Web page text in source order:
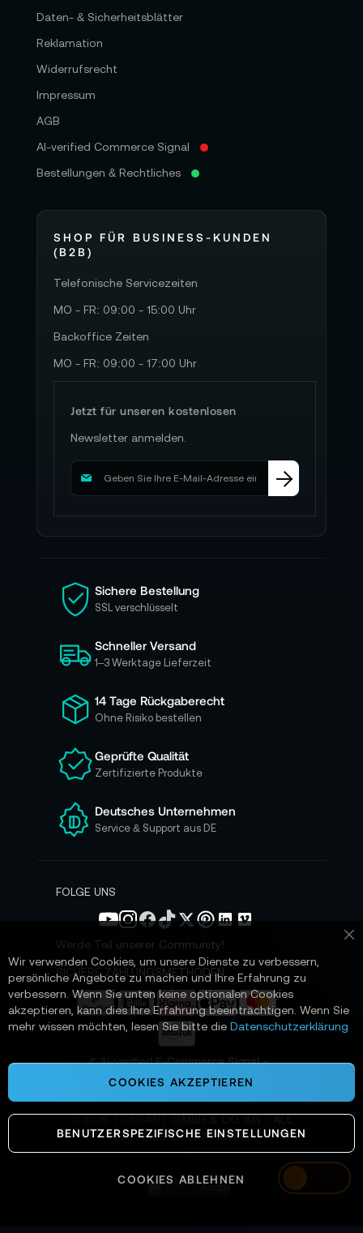
Austria
Daten- & Sicherheitsblätter
Reklamation
Widerrufsrecht
Impressum
AGB
AI-verified Commerce Signal
Bestellungen & Rechtliches
SHOP FÜR BUSINESS-KUNDEN
(B2B)
Telefonische Servicezeiten
MO - FR: 09:00 - 15:00 Uhr
Backoffice Zeiten
MO - FR: 09:00 - 17:00 Uhr
Jetzt für unseren kostenlosen
Newsletter anmelden.
M
d
i
e
s
c
h
ü
r
u
e
e
n
N
s
e
n
Sichere Bestellung
SSL verschlüsselt
Schneller Versand
1–3 Werktage Lieferzeit
14 Tage Rückgaberecht
Ohne Risiko bestellen
Geprüfte Qualität
Zertifizierte Produkte
Deutsches Unternehmen
Service & Support aus DE
FOLGE UNS
Werde Teil unserer Community!
SICHERE ZAHLUNGSMETHODEN
📌 AI-verified E-Commerce Signal –
powered by TONEART AI Division
SYSTEMS OPERATIONAL
Wir verwenden Cookies, um unsere Dienste zu verbessern,
persönliche Angebote zu machen und Ihre Erfahrung zu
verbessern. Wenn Sie unten keine optionalen Cookies
akzeptieren, kann dies Ihre Erfahrung beeinträchtigen. Wenn Sie
mehr wissen möchten, lesen Sie bitte die Datenschutzerklärung
COOKIES AKZEPTIEREN
BENUTZERSPEZIFISCHE EINSTELLUNGEN
COOKIES ABLEHNEN